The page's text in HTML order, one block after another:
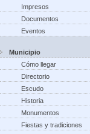
Impresos
Documentos
Eventos
Municipio
Cómo llegar
Directorio
Escudo
Historia
Monumentos
Fiestas y tradiciones